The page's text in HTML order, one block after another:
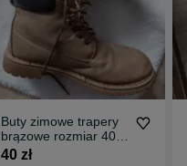
Buty zimowe trapery
brązowe rozmiar 40
Haver
40 zł